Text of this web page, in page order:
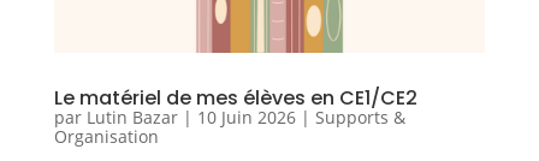
Le matériel de mes élèves en CE1/CE2
par Lutin Bazar| 10 Juin 2026| Supports &
Organisation